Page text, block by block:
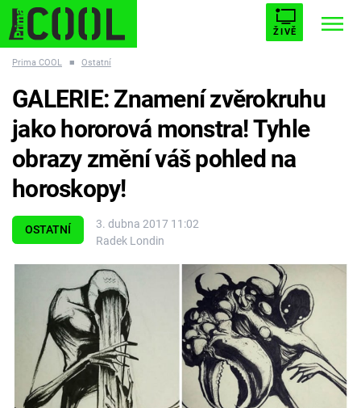
ŽIVĚ
ESCAPE PLNEJ KOTEL AVENGERS 5
Témata
Seriály
Hry
Cool Esport
Prima COOL ■ Ostatní
OSTATNÍ
3. dubna 2017 11:02
Radek Londin
GALERIE: Znamení zvěrokruhu
jako hororová monstra! Tyhle
obrazy změní váš pohled na
horoskopy!